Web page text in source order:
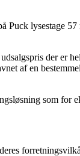
Puck lysestage
der er
af en
som for